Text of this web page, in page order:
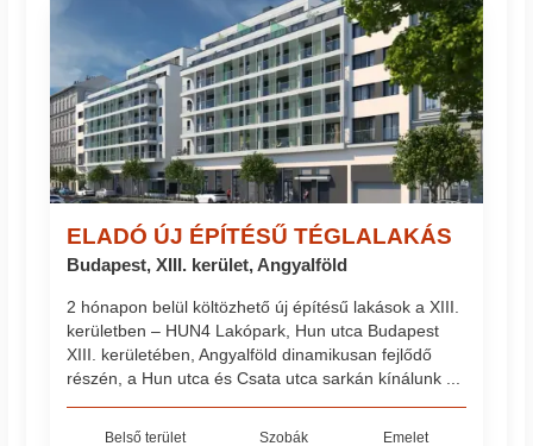
ELADÓ ÚJ ÉPÍTÉSŰ TÉGLALAKÁS
Budapest, XIII. kerület, Angyalföld
2 hónapon belül költözhető új építésű lakások a XIII.
kerületben – HUN4 Lakópark, Hun utca Budapest
XIII. kerületében, Angyalföld dinamikusan fejlődő
részén, a Hun utca és Csata utca sarkán kínálunk ...
Belső terület Szobák Emelet